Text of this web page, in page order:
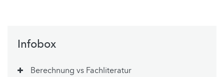
Infobox
Berechnung vs Fachliteratur